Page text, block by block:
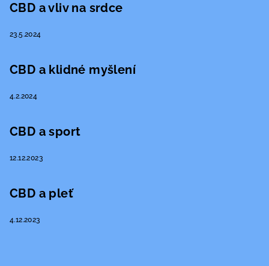
CBD a vliv na srdce
23.5.2024
CBD a klidné myšlení
4.2.2024
CBD a sport
12.12.2023
CBD a pleť
4.12.2023